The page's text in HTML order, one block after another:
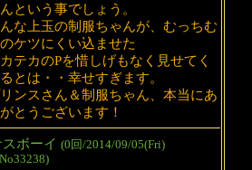
という事でしょう。
な上玉の制服ちゃんが、むっちむ
ケツにくい込ませた
テカのPを惜しげもなく見せてく
とは・・幸せすぎます。
ンスさん＆制服ちゃん、本当にあ
とうございます！
ボーイ (0回/2014/09/05(Fri)